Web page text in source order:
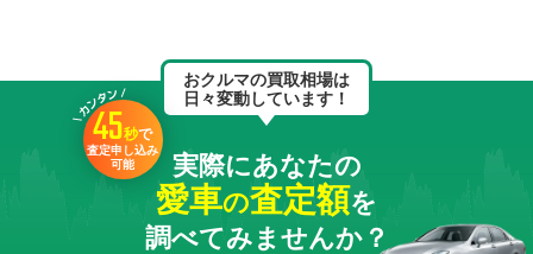
おクルマの買取相場は
日々変動しています！
45秒で
査定申し込み
可能
実際にあなたの
愛車の査定額を
調べてみませんか？